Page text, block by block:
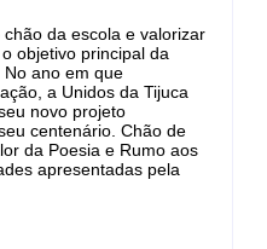
da escola e valorizar
objetivo principal da
No ano em que
a Unidos da Tijuca
novo projeto
centenário. Chão de
da Poesia e Rumo aos
apresentadas pela